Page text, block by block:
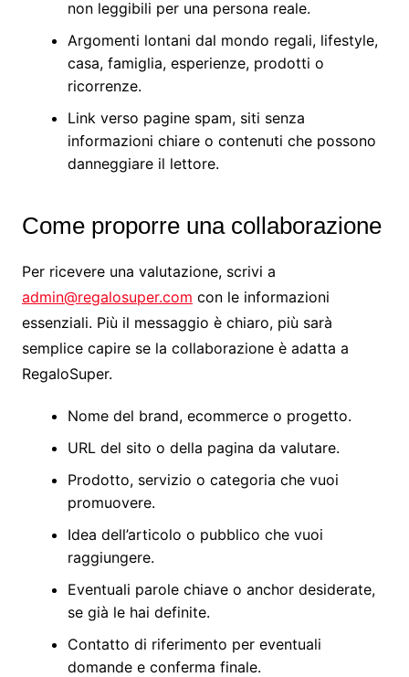
non leggibili per una persona reale.
Argomenti lontani dal mondo regali, lifestyle,
casa, famiglia, esperienze, prodotti o
ricorrenze.
Link verso pagine spam, siti senza
informazioni chiare o contenuti che possono
danneggiare il lettore.
Come proporre una collaborazione
Per ricevere una valutazione, scrivi a
admin@regalosuper.com con le informazioni
essenziali. Più il messaggio è chiaro, più sarà
semplice capire se la collaborazione è adatta a
RegaloSuper.
Nome del brand, ecommerce o progetto.
URL del sito o della pagina da valutare.
Prodotto, servizio o categoria che vuoi
promuovere.
Idea dell’articolo o pubblico che vuoi
raggiungere.
Eventuali parole chiave o anchor desiderate,
se già le hai definite.
Contatto di riferimento per eventuali
domande e conferma finale.